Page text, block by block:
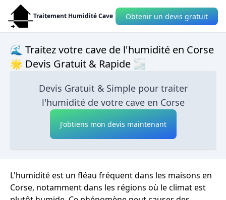
Traitement Humidité Cave Obtenir un devis gratuit
🌊 Traitez votre cave de l'humidité en Corse
🌟 Devis Gratuit & Rapide 🌫
Devis Gratuit & Simple pour traiter
l'humidité de votre cave en Corse
J'obtiens mon devis maintenant
L'humidité est un fléau fréquent dans les maisons en
Corse, notamment dans les régions où le climat est